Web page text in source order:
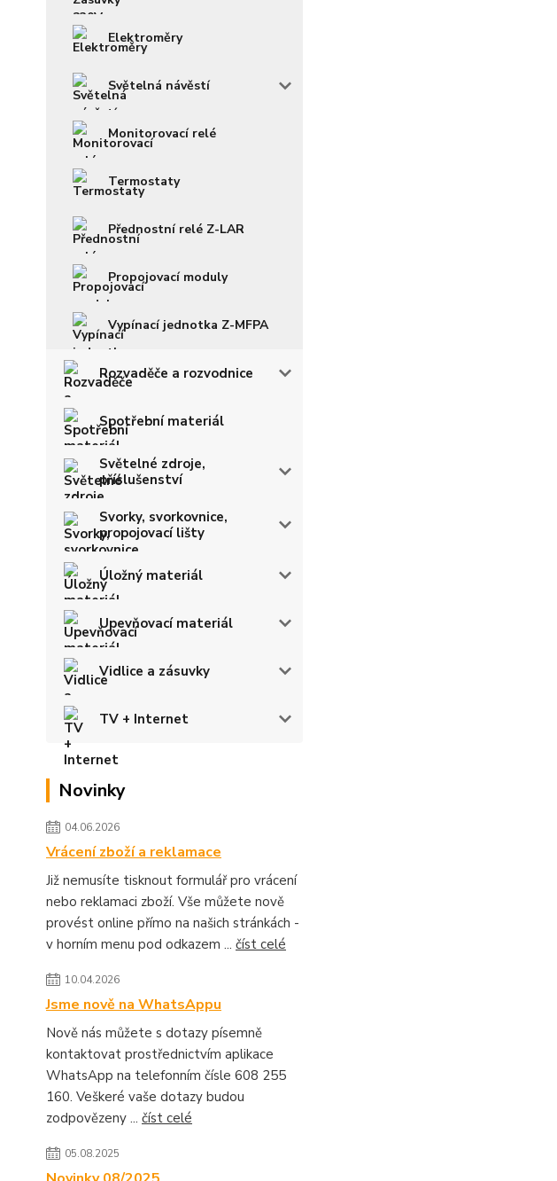
Elektroměry
Světelná návěstí
Monitorovací relé
Termostaty
Přednostní relé Z-LAR
Propojovací moduly
Vypínací jednotka Z-MFPA
Rozvaděče a rozvodnice
Spotřební materiál
Světelné zdroje,
příslušenství
Svorky, svorkovnice,
propojovací lišty
Úložný materiál
Upevňovací materiál
Vidlice a zásuvky
TV + Internet
Novinky
04.06.2026
Vrácení zboží a reklamace
Již nemusíte tisknout formulář pro vrácení
nebo reklamaci zboží. Vše můžete nově
provést online přímo na našich stránkách -
v horním menu pod odkazem ... číst celé
10.04.2026
Jsme nově na WhatsAppu
Nově nás můžete s dotazy písemně
kontaktovat prostřednictvím aplikace
WhatsApp na telefonním čísle 608 255
160. Veškeré vaše dotazy budou
zodpovězeny ... číst celé
05.08.2025